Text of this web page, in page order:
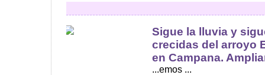
Sigue la lluvia y
crecidas del arroyo
en Campana.
...emos ...